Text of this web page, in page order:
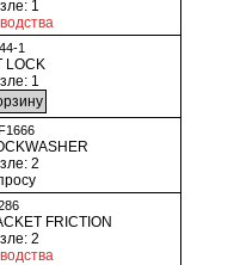
1
1
LOCK
1
2
FRICTION
2